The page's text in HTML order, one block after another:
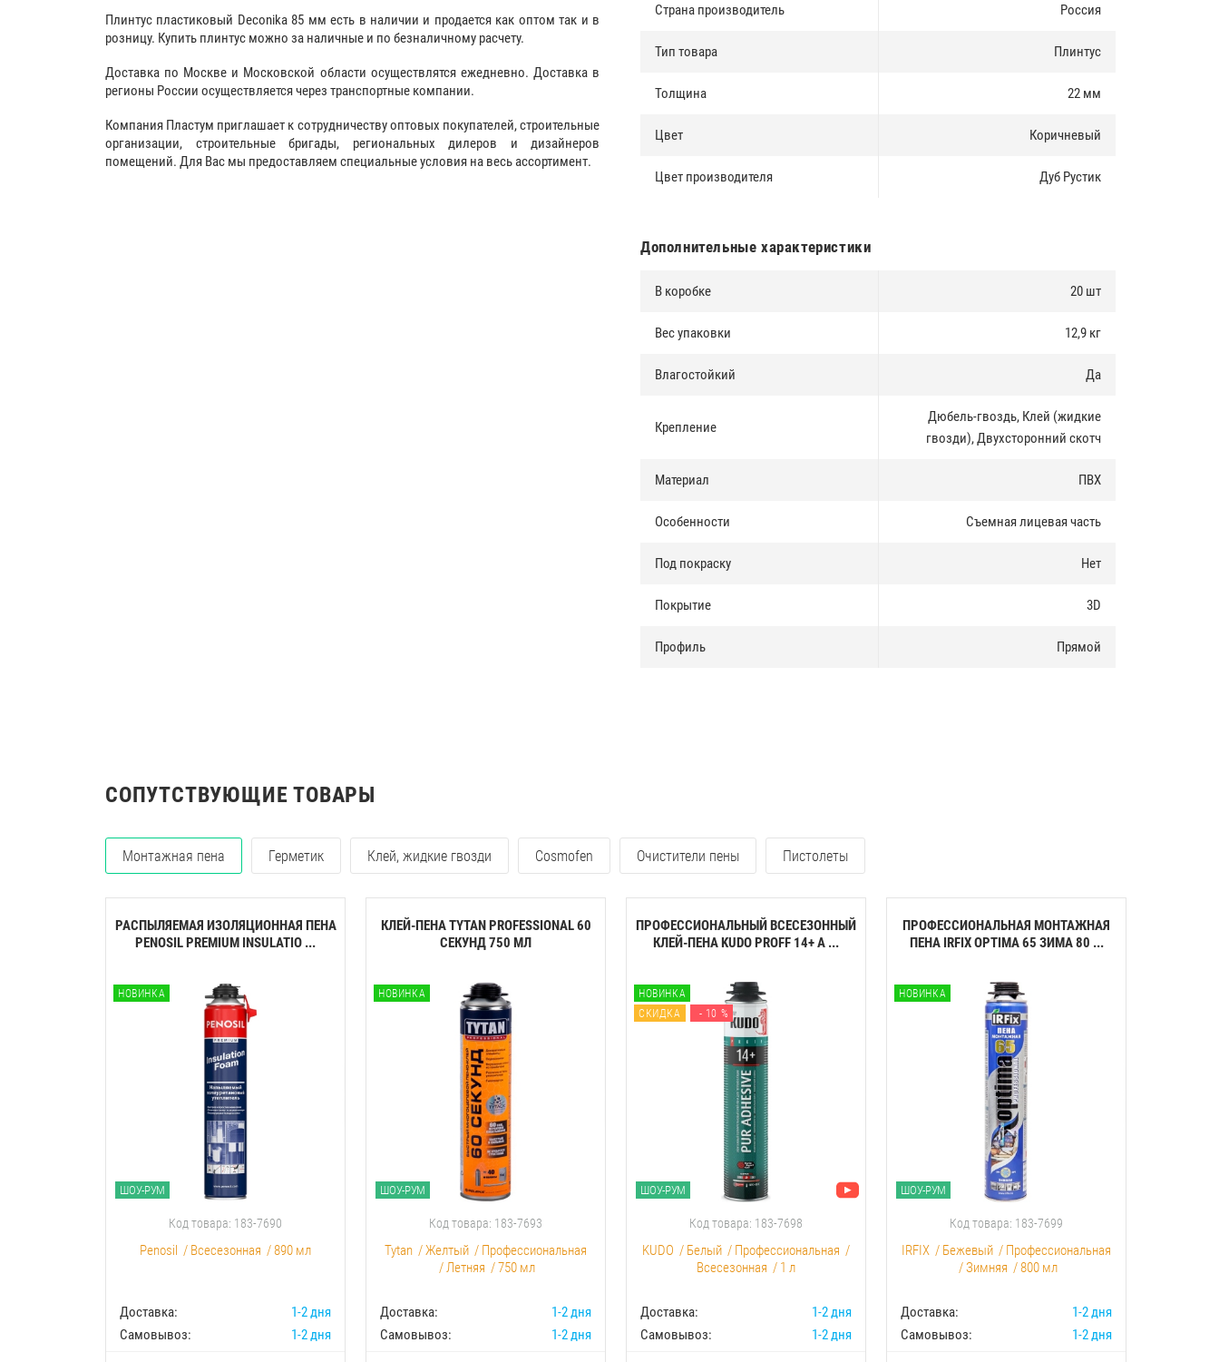
Плинтус пластиковый Deconika 85 мм есть в наличии и продается как оптом так и в
розницу. Купить плинтус можно за наличные и по безналичному расчету.
Доставка по Москве и Московской области осуществлятся ежедневно. Доставка в
регионы России осуществляется через транспортные компании.
Компания Пластум приглашает к сотрудничеству оптовых покупателей, строительные
организации, строительные бригады, региональных дилеров и дизайнеров
помещений. Для Вас мы предоставляем специальные условия на весь ассортимент.
Страна производитель Россия
Тип товара Плинтус
Толщина 22 мм
Цвет Коричневый
Цвет производителя Дуб Рустик
Дополнительные характеристики
В коробке 20 шт
Вес упаковки 12,9 кг
Влагостойкий Да
Крепление
Дюбель-гвоздь, Клей (жидкие
гвозди), Двухсторонний скотч
Материал ПВХ
Особенности Съемная лицевая часть
Под покраску Нет
Покрытие 3D
Профиль Прямой
СОПУТСТВУЮЩИЕ ТОВАРЫ
Монтажная пена Герметик Клей, жидкие гвозди Cosmofen Очистители пены Пистолеты
РАСПЫЛЯЕМАЯ ИЗОЛЯЦИОННАЯ ПЕНА
PENOSIL PREMIUM INSULATIO ...
НОВИНКА
ШОУ-РУМ
Код товара: 183-7690
Penosil / Всесезонная /890 мл
Доставка:
1-2 дня
Самовывоз:
1-2 дня
КЛЕЙ-ПЕНА TYTAN PROFESSIONAL 60
CЕКУНД 750 МЛ
НОВИНКА
ШОУ-РУМ
Код товара: 183-7693
Tytan /Желтый / Профессиональная
/Летняя /750 мл
Доставка:
1-2 дня
Самовывоз:
1-2 дня
ПРОФЕССИОНАЛЬНЫЙ ВСЕСЕЗОННЫЙ
КЛЕЙ-ПЕНА KUDO PROFF 14+ A ...
НОВИНКА
СКИДКА
- 10 %
ШОУ-РУМ
Код товара: 183-7698
KUDO / Белый / Профессиональная /
Всесезонная / 1 л
Доставка:
1-2 дня
Самовывоз:
1-2 дня
ПРОФЕССИОНАЛЬНАЯ МОНТАЖНАЯ
ПЕНА IRFIX OPTIMA 65 ЗИМА 80 ...
НОВИНКА
ШОУ-РУМ
Код товара: 183-7699
IRFIX / Бежевый / Профессиональная
/Зимняя /800 мл
Доставка:
1-2 дня
Самовывоз:
1-2 дня